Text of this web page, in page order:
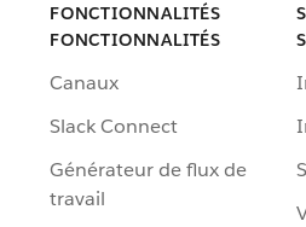
FONCTIONNALITÉS
FONCTIONNALITÉS
Canaux
Slack Connect
Générateur de flux de
travail